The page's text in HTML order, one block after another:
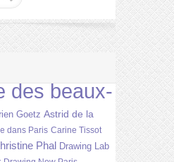
des beaux-
Goetz Astrid de la
dans Paris Carine Tissot
Phal Drawing Lab